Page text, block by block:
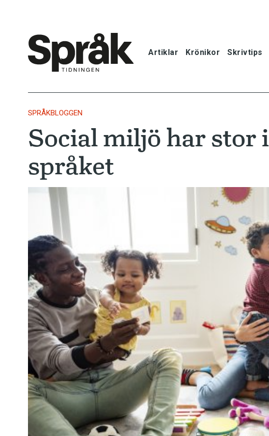
Artiklar Krönikor Skrivtips
Krönikor
Skrivtips
Bokrecensioner
Podden
Anmäl till
Föreslå nyord
Annonsera
Prenumerera
Läs Språktidningen
Press
SPRÅKBLOGGEN
Social miljö har stor
språket